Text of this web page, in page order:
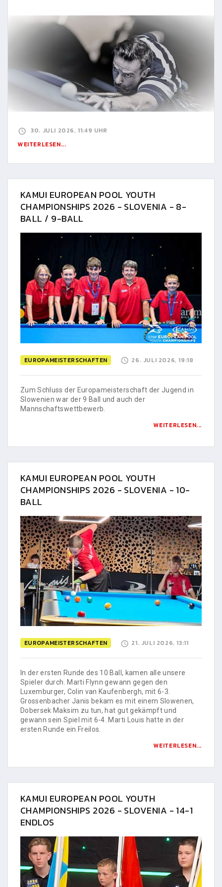
30. JULI 2026, 11:49 UHR
WEITERLESEN...
KAMUI EUROPEAN POOL YOUTH
CHAMPIONSHIPS 2026 - SLOVENIA - 8-
BALL / 9-BALL
EUROPAMEISTERSCHAFTEN 26. JULI 2026, 19:18
Zum Schluss der Europameisterschaft der Jugend in
Slowenien war der 9 Ball und auch der
Mannschaftswettbewerb.
WEITERLESEN...
KAMUI EUROPEAN POOL YOUTH
CHAMPIONSHIPS 2026 - SLOVENIA - 10-
BALL
EUROPAMEISTERSCHAFTEN 21. JULI 2026, 13:11
In der ersten Runde des 10 Ball, kamen alle unsere
Spieler durch. Marti Flynn gewann gegen den
Luxemburger, Colin van Kaufenbergh, mit 6-3.
Grossenbacher Janis bekam es mit einem Slowenen,
Dobersek Maksim zu tun, hat gut gekämpft und
gewann sein Spiel mit 6-4. Marti Louis hatte in der
ersten Runde ein Freilos.
WEITERLESEN...
KAMUI EUROPEAN POOL YOUTH
CHAMPIONSHIPS 2026 - SLOVENIA - 14-1
ENDLOS